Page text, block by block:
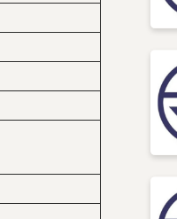
Subscribe